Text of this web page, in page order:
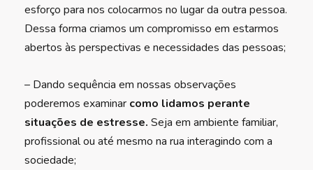
esforço para nos colocarmos no lugar da outra pessoa.
Dessa forma criamos um compromisso em estarmos
abertos às perspectivas e necessidades das pessoas;
– Dando sequência em nossas observações
poderemos examinar como lidamos perante
situações de estresse. Seja em ambiente familiar,
profissional ou até mesmo na rua interagindo com a
sociedade;